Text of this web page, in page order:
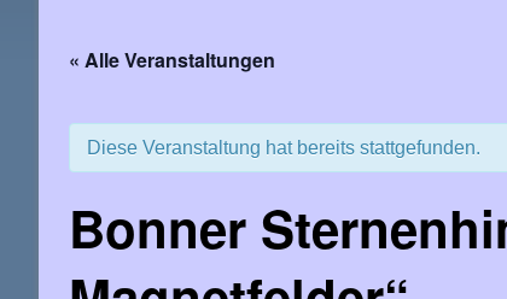
« Alle Veranstaltungen
Diese Veranstaltung hat bereits stattgefunden.
Bonner